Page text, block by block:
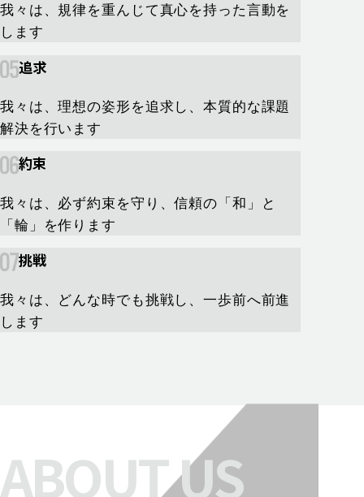
我々は、規律を重んじて真心を持った言動を
します
追求
我々は、理想の姿形を追求し、本質的な課題
解決を行います
約束
我々は、必ず約束を守り、信頼の「和」と
「輪」を作ります
挑戦
我々は、どんな時でも挑戦し、一歩前へ前進
します
ABOUT US